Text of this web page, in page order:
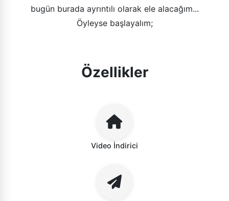
bugün burada ayrıntılı olarak ele alacağım...
Öyleyse başlayalım;
Özellikler
Video İndirici